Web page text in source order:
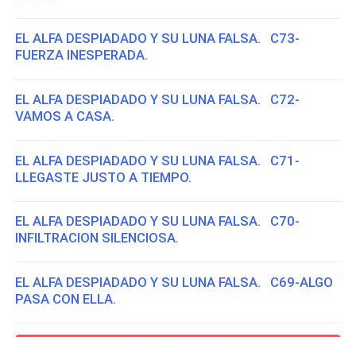
EL ALFA DESPIADADO Y SU LUNA FALSA. C73-
FUERZA INESPERADA.
EL ALFA DESPIADADO Y SU LUNA FALSA. C72-
VAMOS A CASA.
EL ALFA DESPIADADO Y SU LUNA FALSA. C71-
LLEGASTE JUSTO A TIEMPO.
EL ALFA DESPIADADO Y SU LUNA FALSA. C70-
INFILTRACION SILENCIOSA.
EL ALFA DESPIADADO Y SU LUNA FALSA. C69-ALGO
PASA CON ELLA.